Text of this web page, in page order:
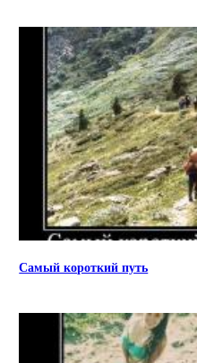
Самый короткий путь